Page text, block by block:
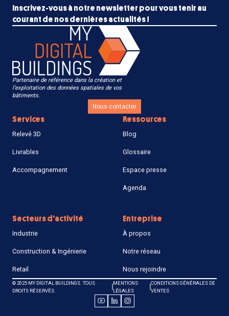
Inscrivez-vous à notre newsletter pour vous tenir au
courant de nos dernières actualités !
Partenaire de référence dans la création et
l’exploitation des données spatiales de vos
bâtiments.
Nous contacter
Services
Relevé 3D
Livrables
Accompagnement
Secteurs d'activité
Industrie
Construction & Ingénierie
Retail
Ressources
Blog
Glossaire
Espace presse
Agenda
Entreprise
À propos
Notre réseau
Nous rejoindre
© 2025 MY DIGITAL BUILDINGS. TOUS
DROITS RÉSERVÉS.
MENTIONS
LÉGALES
CONDITIONS GÉNÉRALES DE
VENTES